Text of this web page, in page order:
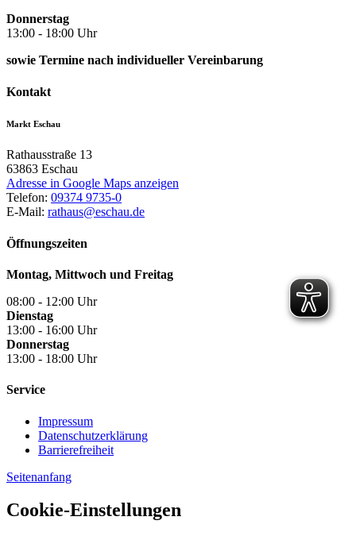
Donnerstag
13:00 - 18:00 Uhr
sowie Termine nach individueller Vereinbarung
Kontakt
Markt Eschau
Rathausstraße 13
63863 Eschau
Adresse in Google Maps anzeigen
Telefon: 09374 9735-0
E-Mail: rathaus@eschau.de
Öffnungszeiten
Montag, Mittwoch und Freitag
08:00 - 12:00 Uhr
Dienstag
13:00 - 16:00 Uhr
Donnerstag
13:00 - 18:00 Uhr
Service
Impressum
Datenschutzerklärung
Barrierefreiheit
Seitenanfang
Cookie-Einstellungen